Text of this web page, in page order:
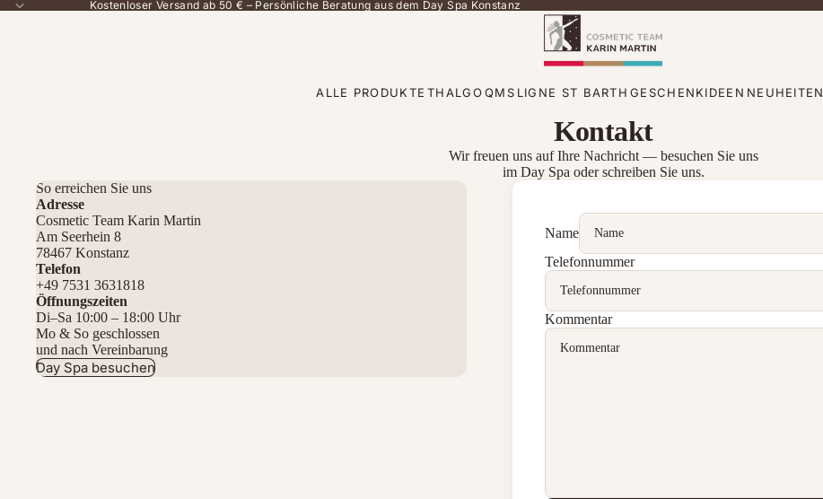
Kostenloser Versand ab 50 € – Persönliche Beratung aus dem Day Spa Konstanz
ALLE PRODUKTE THALGOQMS LIGNE ST BARTH GESCHENKIDEEN NEUHEITEN
Kontakt
Wir freuen uns auf Ihre Nachricht — besuchen Sie uns
im Day Spa oder schreiben Sie uns.
So erreichen Sie uns
Adresse
Cosmetic Team Karin Martin
Am Seerhein 8
78467 Konstanz
Telefon
+49 7531 3631818
Öffnungszeiten
Di–Sa 10:00 – 18:00 Uhr
Mo & So geschlossen
und nach Vereinbarung
Day Spa besuchen
Name
Telefonnummer
Kommentar